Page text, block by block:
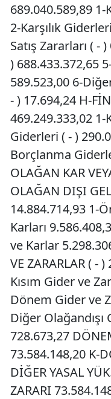
689.040.589,89
2-Karşılık
Satış Zararları ( -
) 688.433.372,65
589.523,00 6-
- ) 17.694,24 H-
469.249.333,02
Giderleri ( - )
Borçlanma
OLAĞAN KAR
OLAĞAN DIŞI
14.884.714,93 1-
Karları
ve Karlar
VE ZARARLAR ( -
Kısım Gider ve
Dönem Gider ve
Diğer
728.673,27
73.584.148,20 K-
DİĞER YASAL
ZARARI